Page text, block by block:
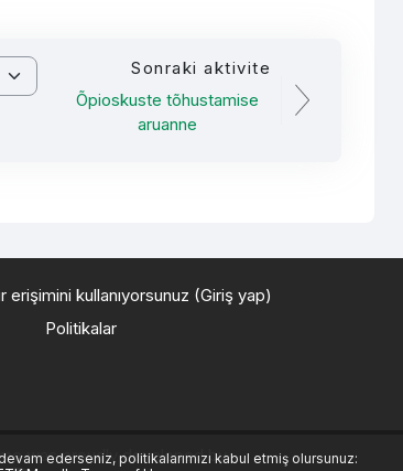
ederseniz, politikalarımızı kabul etmiş olursunuz:
Sonraki aktivite
Õpioskuste tõhustamise
aruanne
erişimini kullanıyorsunuz (Giriş yap)
Politikalar
was proudly developed by